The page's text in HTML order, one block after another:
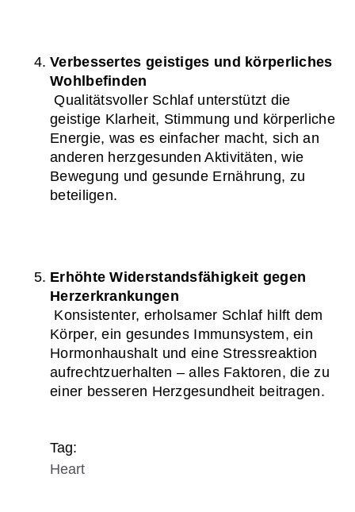
Verbessertes geistiges und körperliches
Wohlbefinden
Qualitätsvoller Schlaf unterstützt die
geistige Klarheit, Stimmung und körperliche
Energie, was es einfacher macht, sich an
anderen herzgesunden Aktivitäten, wie
Bewegung und gesunde Ernährung, zu
beteiligen.
Erhöhte Widerstandsfähigkeit gegen
Herzerkrankungen
Körper, ein gesundes Immunsystem, ein
Hormonhaushalt und eine Stressreaktion
aufrechtzuerhalten – alles Faktoren, die zu
einer besseren Herzgesundheit beitragen.
Tag:
Heart